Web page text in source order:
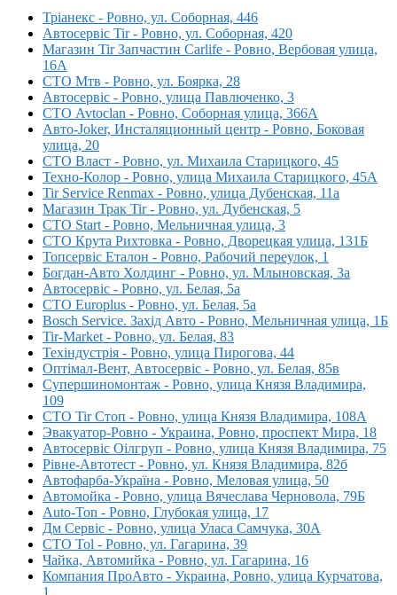
Тріанекс - Ровно, ул. Соборная, 446
Автосервіс Tir - Ровно, ул. Соборная, 420
Магазин Tir Запчастин Carlife - Ровно, Вербовая улица,
16А
СТО Мтв - Ровно, ул. Боярка, 28
Автосервіс - Ровно, улица Павлюченко, 3
СТО Avtoclan - Ровно, Соборная улица, 366А
Авто-Joker, Инсталяционный центр - Ровно, Боковая
улица, 20
СТО Власт - Ровно, ул. Михаила Старицкого, 45
Техно-Колор - Ровно, улица Михаила Старицкого, 45А
Tir Service Renmax - Ровно, улица Дубенская, 11а
Магазин Трак Tir - Ровно, ул. Дубенская, 5
СТО Start - Ровно, Мельничная улица, 3
СТО Крута Рихтовка - Ровно, Дворецкая улица, 131Б
Топсервіс Еталон - Ровно, Рабочий переулок, 1
Богдан-Авто Холдинг - Ровно, ул. Млыновская, 3а
Автосервіс - Ровно, ул. Белая, 5а
СТО Europlus - Ровно, ул. Белая, 5а
Bosch Service. Захід Авто - Ровно, Мельничная улица, 1Б
Tir-Market - Ровно, ул. Белая, 83
Техіндустрія - Ровно, улица Пирогова, 44
Оптімал-Вент, Автосервіс - Ровно, ул. Белая, 85в
Супершиномонтаж - Ровно, улица Князя Владимира,
109
СТО Tir Стоп - Ровно, улица Князя Владимира, 108А
Эвакуатор-Ровно - Украина, Ровно, проспект Мира, 18
Автосервіс Оілгруп - Ровно, улица Князя Владимира, 75
Рівне-Автотест - Ровно, ул. Князя Владимира, 82б
Автофарба-Україна - Ровно, Меловая улица, 50
Автомойка - Ровно, улица Вячеслава Черновола, 79Б
Auto-Ton - Ровно, Глубокая улица, 17
Дм Сервіс - Ровно, улица Уласа Самчука, 30А
СТО Tol - Ровно, ул. Гагарина, 39
Чайка, Автомийка - Ровно, ул. Гагарина, 16
Компания ПроАвто - Украина, Ровно, улица Курчатова,
1